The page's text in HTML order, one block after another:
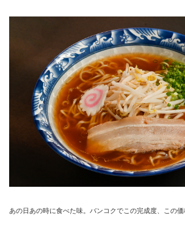
あの日あの時に食べた味。バンコクでこの完成度、この